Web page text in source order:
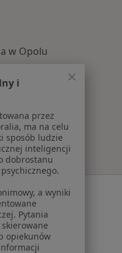
w Opolu
leczone
pacjentów
i
przez
ma na celu
sposób ludzie
inteligencji
dobrostanu
a wyniki
Pytania
opiekunów